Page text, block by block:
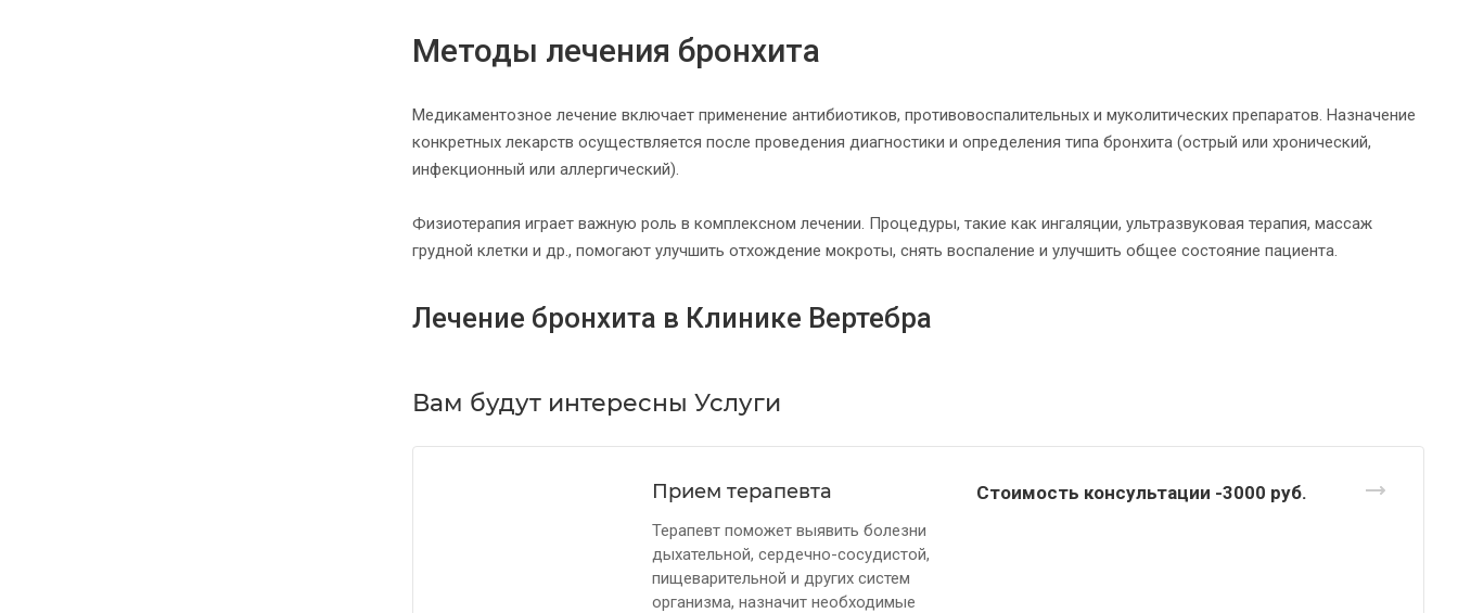
Методы лечения бронхита
Медикаментозное лечение включает применение антибиотиков, противовоспалительных и муколитических препаратов. Назначение
конкретных лекарств осуществляется после проведения диагностики и определения типа бронхита (острый или хронический,
инфекционный или аллергический).
Физиотерапия играет важную роль в комплексном лечении. Процедуры, такие как ингаляции, ультразвуковая терапия, массаж
грудной клетки и др., помогают улучшить отхождение мокроты, снять воспаление и улучшить общее состояние пациента.
Лечение бронхита в Клинике Вертебра
Вам будут интересны Услуги
Прием терапевта
Терапевт поможет выявить болезни
дыхательной, сердечно-сосудистой,
пищеварительной и других систем
организма, назначит необходимые
Стоимость консультации -3000 руб.